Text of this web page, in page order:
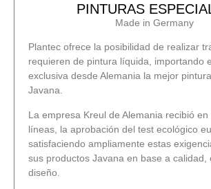
PINTURAS
Made in Germany
Plantec ofrece la posibilidad de realizar
requieren de pintura líquida, importando
exclusiva desde Alemania la mejor
Javana.
La empresa Kreul de Alemania recibió
líneas, la aprobación del test ecológico
satisfaciendo ampliamente estas
sus productos Javana en base a calidad,
diseño.